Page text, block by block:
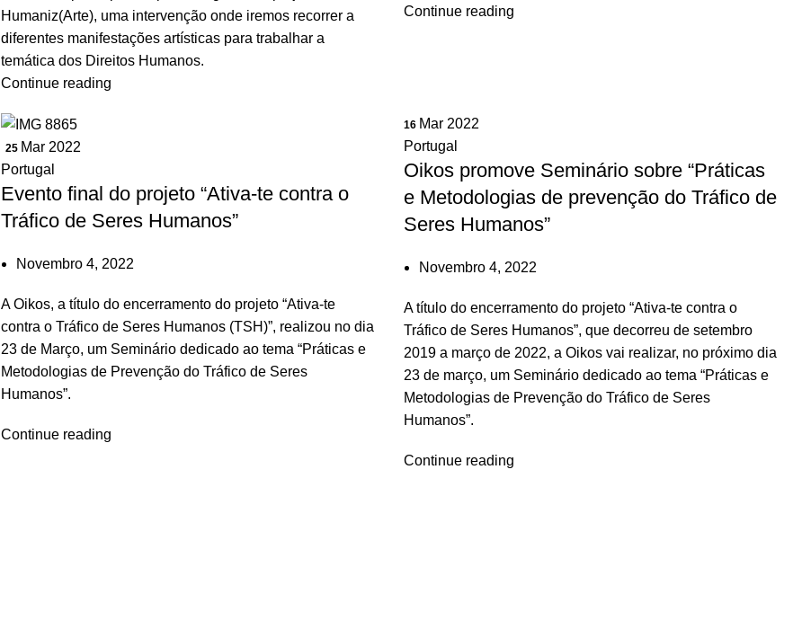
Humaniz(Arte), uma intervenção onde iremos recorrer a
diferentes manifestações artísticas para trabalhar a
temática dos Direitos Humanos.
Continue reading
Continue reading
25 Mar 2022
Portugal
Evento final do projeto “Ativa-te contra o
Tráfico de Seres Humanos”
Novembro 4, 2022
A Oikos, a título do encerramento do projeto “Ativa-te
contra o Tráfico de Seres Humanos (TSH)”, realizou no dia
23 de Março, um Seminário dedicado ao tema “Práticas e
Metodologias de Prevenção do Tráfico de Seres
Humanos”.
Continue reading
16 Mar 2022
Portugal
Oikos promove Seminário sobre “Práticas
e Metodologias de prevenção do Tráfico de
Seres Humanos”
Novembro 4, 2022
A título do encerramento do projeto “Ativa-te contra o
Tráfico de Seres Humanos”, que decorreu de setembro
2019 a março de 2022, a Oikos vai realizar, no próximo dia
23 de março, um Seminário dedicado ao tema “Práticas e
Metodologias de Prevenção do Tráfico de Seres
Humanos”.
Continue reading